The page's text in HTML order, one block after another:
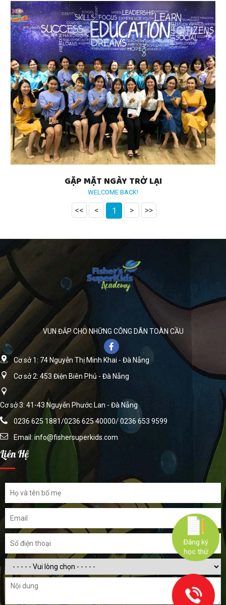
GẶP MẶT NGÀY TRỞ LẠI
WELCOME BACK!
<< < 1 > >>
Đăng ký
học thử
VUN ĐẮP CHO NHỮNG CÔNG DÂN TOÀN CẦU
Cơ sở 1: 74 Nguyễn Thị Minh Khai - Đà Nẵng
Cơ sở 2: 453 Điện Biên Phủ - Đà Nẵng
Cơ sở 3: 41-43 Nguyễn Phước Lan - Đà Nẵng
0236 625 1881/0236 625 40000/ 0236 653 9599
Email:info@fishersuperkids.com
Liên Hệ